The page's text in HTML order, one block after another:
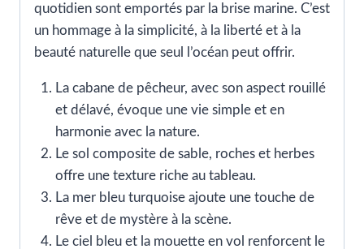
quotidien sont emportés par la brise marine. C’est
un hommage à la simplicité, à la liberté et à la
beauté naturelle que seul l’océan peut offrir.
La cabane de pêcheur, avec son aspect rouillé
et délavé, évoque une vie simple et en
harmonie avec la nature.
Le sol composite de sable, roches et herbes
offre une texture riche au tableau.
La mer bleu turquoise ajoute une touche de
rêve et de mystère à la scène.
Le ciel bleu et la mouette en vol renforcent le